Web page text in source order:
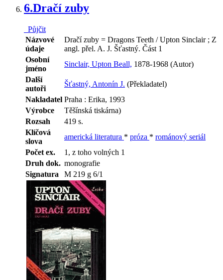
6.Dračí zuby
Půjčit
Názvové
údaje
Dračí zuby = Dragons Teeth / Upton Sinclair ; Z
angl. přel. A. J. Šťastný. Část 1
Osobní
jméno
Sinclair, Upton Beall, 1878-1968 (Autor)
Další
autoři
Šťastný, Antonín J. (Překladatel)
Nakladatel Praha : Erika, 1993
Výrobce
Těšínská tiskárna)
Rozsah
419 s.
Klíčová
slova
americká literatura * próza * románový seriál
Počet ex.
1, z toho volných 1
Druh dok. monografie
Signatura
M 219 g 6/1